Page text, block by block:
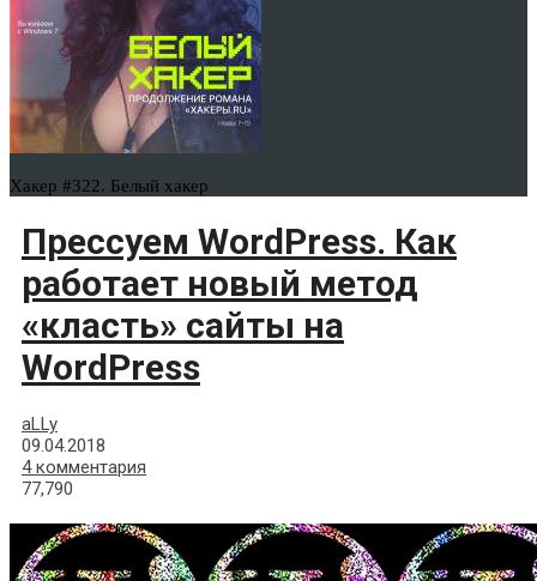
Хакер #322. Белый хакер
Прессуем WordPress. Как
работает новый метод
«класть» сайты на
WordPress
aLLy
09.04.2018
4 комментария
77,790